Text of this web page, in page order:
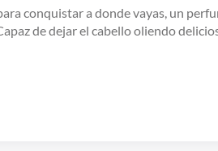
conquistar a donde vayas, un
de dejar el cabello oliendo